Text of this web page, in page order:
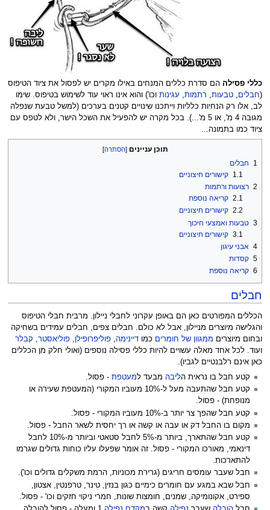
כללי פסילה הם סדרת כללים המנחים באילו מקרים יש לפסול את ציוד הטיפוס
(חבלים, טבעות, רתמות, עגינותוכו') והוא אינו ראוי עוד לשימוש בטיפוס. שימו
לב, אלו רק הנחיות כלליות וייתכנו שינויים קטנים בערכים (למשל טבעת שנפלה
מגובה 4 מ', או 5 מ'...). בכל מקרה יש להפעיל את השכל הישר, ולא לטפס עם
ציוד כמו בתמונה...
תוכן עניינים
1
חבלים
1.1 קישורים חיצוניים
2 רצועות ורתמות
2.1 קריאה נוספת
2.2 קישורים חיצוניים
3 טבעות ואמצעי חיכוך
3.1 קישורים חיצוניים
4 אבני עיגון
5 קסדות
6 קריאה נוספת
חבלים
הכללים המפורטים כאן הם באופן עקרוני לחבלי ניילון. מרבית חבלי הטיפוס
והגלישה מיוצרים מניילון, אבל לא כולם. חבלים צפים, חבלים עמידים בשחיקה
ובחום מיוצרים ממגוון של חומרים כמו דיינימה פוליפרופילן פוליאסטר, קבלר
ועוד. לכל אחד מאלה עשויים להיות כללי פסילה נוספים (ואולי חלק מן הכללים
כאן אינם רלבנטיים לגביו).
קטע חבל בו נראית הליבה מבעד למעטפת - פסול.
קטע חבל שהתעבה מעל ל-10% מעוביו המקורי (המעטפת שעירה או
מנופחת) - פסול.
קטע חבל שהפך צר יותר ב-10% מעוביו המקורי - פסול.
מקום בו החבל דק או עבה או קשה או רך יחסית לשאר החבל - פסול.
קטע חבל שהתארך, ביותר מ-5% לחבל סטאטי וביותר מ-10% לחבל
דינאמי, מאורכו המקורי - פסול. זה אומר שפעלו עליו כוחות גדולים שגרמו
להתארכות.
חבל שעבר עומסים חריגים (גרירת מכוניות, הרמת משקלים גדולים וכו').
חבל שבא במגע עם חומרים כימיים כגון בנזין, טינר, טרפנטין, אצטון,
ספירט, אקונומיקה, שמנים, חומצות שונות, חמרי ניקוי חזקים וכו' - פסול.